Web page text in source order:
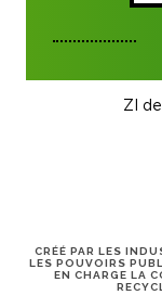
ZI
CRÉÉ PAR LES
LES POUVOIRS
EN CHARGE LA